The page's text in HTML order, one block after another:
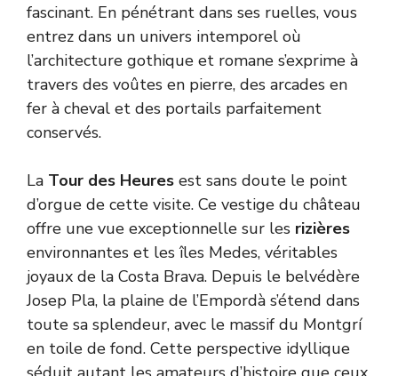
fascinant. En pénétrant dans ses ruelles, vous
entrez dans un univers intemporel où
l’architecture gothique et romane s’exprime à
travers des voûtes en pierre, des arcades en
fer à cheval et des portails parfaitement
conservés.
La Tour des Heures est sans doute le point
d’orgue de cette visite. Ce vestige du château
offre une vue exceptionnelle sur les rizières
environnantes et les îles Medes, véritables
joyaux de la Costa Brava. Depuis le belvédère
Josep Pla, la plaine de l’Empordà s’étend dans
toute sa splendeur, avec le massif du Montgrí
en toile de fond. Cette perspective idyllique